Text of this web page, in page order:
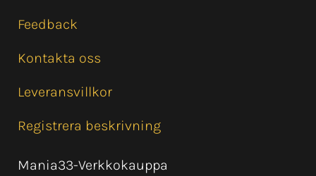
Feedback
Kontakta oss
Leveransvillkor
Registrera beskrivning
Mania33-Verkkokauppa